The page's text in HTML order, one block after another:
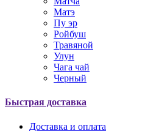
Матэ
Пу эр
Ройбуш
Травяной
Улун
Чага чай
Черный
Быстрая доставка
Доставка и оплата